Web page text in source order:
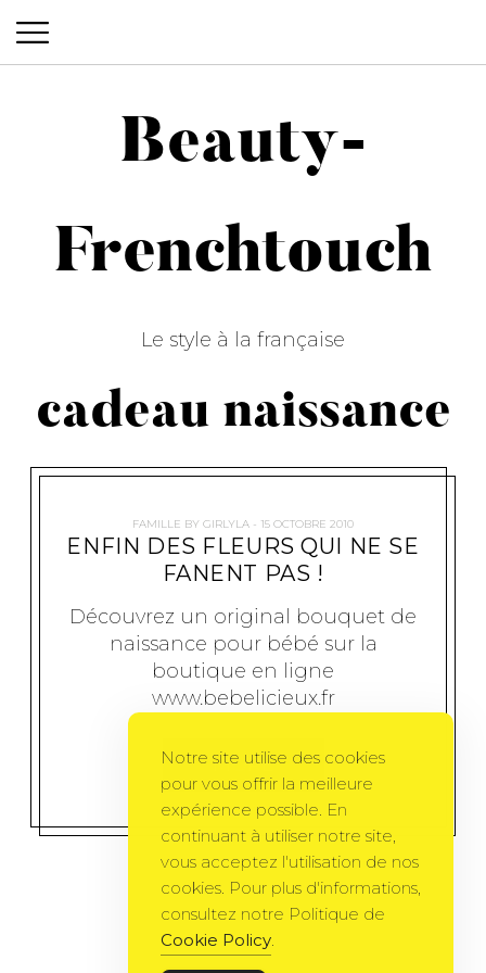
Beauty-Frenchtouch
Beauty-
Frenchtouch
Le style à la française
cadeau naissance
FAMILLE BY GIRLYLA 15 OCTOBRE 2010
ENFIN DES FLEURS QUI NE SE
FANENT PAS !
Découvrez un original bouquet de
naissance pour bébé sur la
boutique en ligne
www.bebelicieux.fr
MORE
Notre site utilise des cookies
pour vous offrir la meilleure
expérience possible. En
continuant à utiliser notre site,
vous acceptez l'utilisation de nos
cookies. Pour plus d'informations,
consultez notre Politique de
Cookie Policy.